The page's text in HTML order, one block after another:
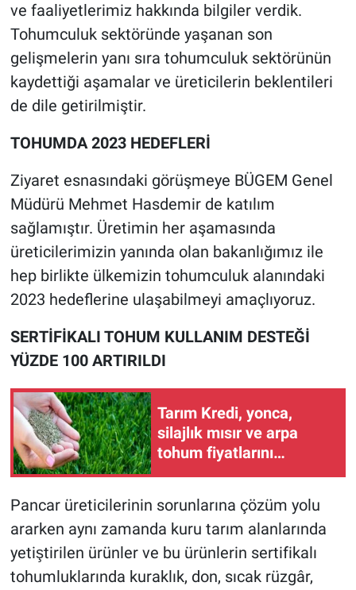
ve faaliyetlerimiz hakkında bilgiler verdik.
Tohumculuk sektöründe yaşanan son
gelişmelerin yanı sıra tohumculuk sektörünün
kaydettiği aşamalar ve üreticilerin beklentileri
de dile getirilmiştir.
TOHUMDA 2023 HEDEFLERİ
Ziyaret esnasındaki görüşmeye BÜGEM Genel
Müdürü Mehmet Hasdemir de katılım
sağlamıştır. Üretimin her aşamasında
üreticilerimizin yanında olan bakanlığımız ile
hep birlikte ülkemizin tohumculuk alanındaki
2023 hedeflerine ulaşabilmeyi amaçlıyoruz.
SERTİFİKALI TOHUM KULLANIM DESTEĞİ
YÜZDE 100 ARTIRILDI
Tarım Kredi, yonca,
silajlık mısır ve arpa
tohum fiyatlarını
açıkladı!
Pancar üreticilerinin sorunlarına çözüm yolu
ararken aynı zamanda kuru tarım alanlarında
yetiştirilen ürünler ve bu ürünlerin sertifikalı
tohumluklarında kuraklık, don, sıcak rüzgâr,